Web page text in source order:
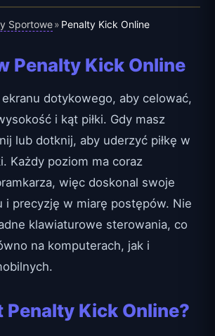
Sportowe» Penalty Kick Online
Penalty Kick Online
dotykowego, aby celować,
i kąt piłki. Gdy masz
lub dotknij, aby uderzyć piłkę w
Każdy poziom ma coraz
więc doskonal swoje
i precyzję w miarę postępów. Nie
klawiaturowe sterowania, co
na komputerach, jak i
Penalty Kick Online?